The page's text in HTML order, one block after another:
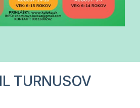
TURNUSOV